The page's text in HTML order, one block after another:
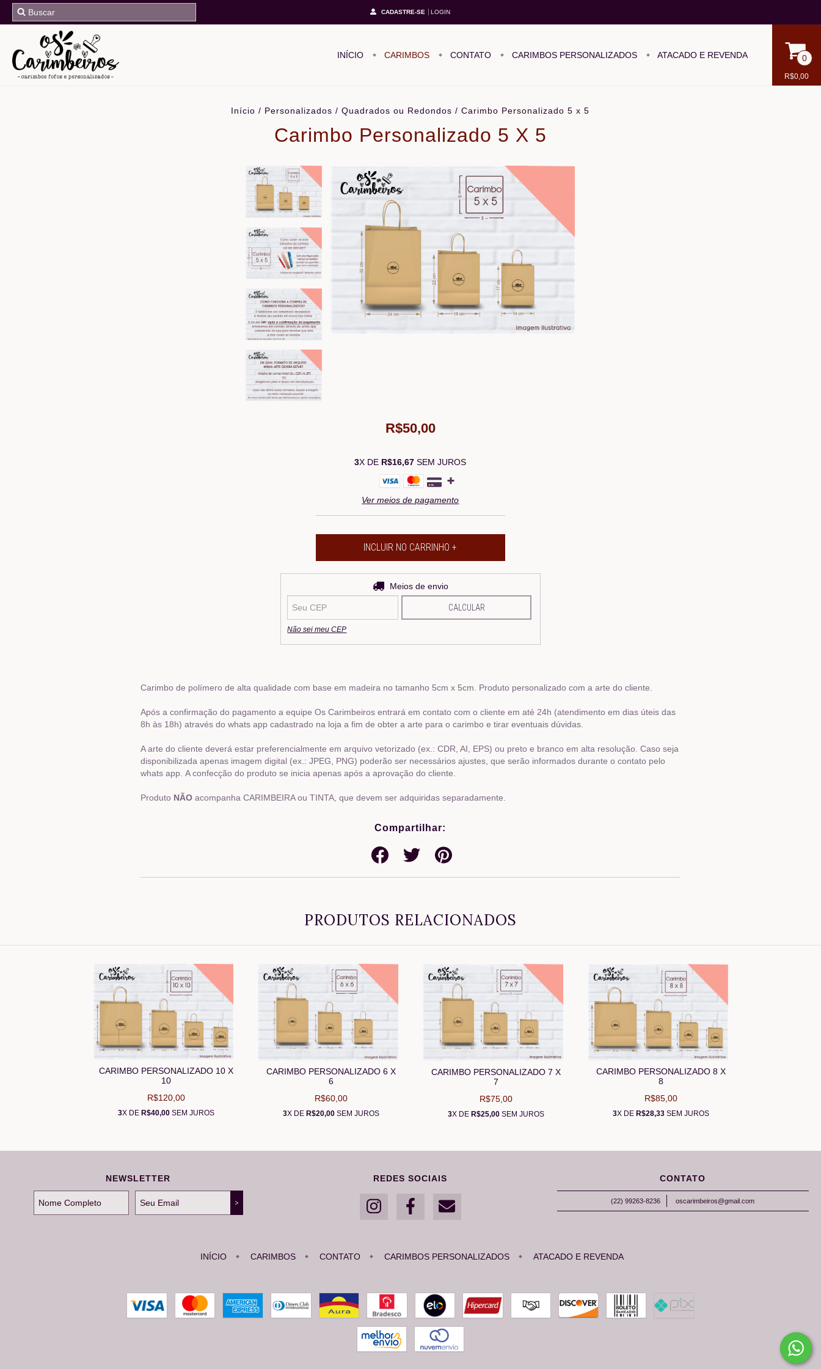
CADASTRE-SE LOGIN
INÍCIO CARIMBOS CONTATO CARIMBOS PERSONALIZADOS ATACADO E REVENDA 0
R$0,00
Início / Personalizados / Quadrados ou Redondos / Carimbo Personalizado 5 x 5
Carimbo Personalizado 5 X 5
R$50,00
3X DE R$16,67 SEM JUROS
Ver meios de pagamento
Meios de envio
CALCULAR
Não sei meu CEP
Carimbo de polímero de alta qualidade com base em madeira no tamanho 5cm x 5cm. Produto personalizado com a arte do cliente.
Após a confirmação do pagamento a equipe Os Carimbeiros entrará em contato com o cliente em até 24h (atendimento em dias úteis das
8h às 18h) através do whats app cadastrado na loja a fim de obter a arte para o carimbo e tirar eventuais dúvidas.
A arte do cliente deverá estar preferencialmente em arquivo vetorizado (ex.: CDR, AI, EPS) ou preto e branco em alta resolução. Caso seja
disponibilizada apenas imagem digital (ex.: JPEG, PNG) poderão ser necessários ajustes, que serão informados durante o contato pelo
whats app. A confecção do produto se inicia apenas após a aprovação do cliente.
Produto NÃOacompanha CARIMBEIRA ou TINTA, que devem ser adquiridas separadamente.
Compartilhar:
PRODUTOS RELACIONADOS
CARIMBO PERSONALIZADO 10 X
10
R$120,00
3X DE R$40,00 SEM JUROS
CARIMBO PERSONALIZADO 6 X
6
R$60,00
3X DE R$20,00 SEM JUROS
CARIMBO PERSONALIZADO 7 X
7
R$75,00
3X DE R$25,00 SEM JUROS
CARIMBO PERSONALIZADO 8 X
8
R$85,00
3X DE R$28,33 SEM JUROS
NEWSLETTER REDES SOCIAIS CONTATO
(22) 99263-8236 oscarimbeiros@gmail.com
INÍCIO CARIMBOS CONTATO CARIMBOS PERSONALIZADOS ATACADO E REVENDA